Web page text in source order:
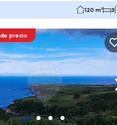
120 m² 3
la izquierda
precio